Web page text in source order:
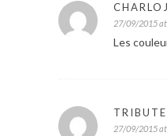
27/09/2015
Les
TRIBUTE
27/09/2015 at